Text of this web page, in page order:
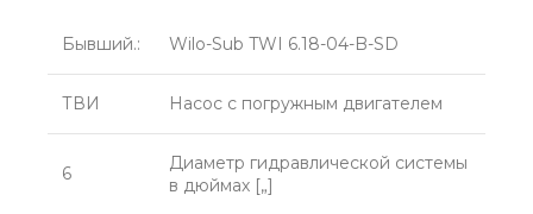
Бывший.: Wilo-Sub TWI 6.18-04-B-SD
ТВИ Насос с погружным двигателем
6
Диаметр гидравлической системы
в дюймах [„]